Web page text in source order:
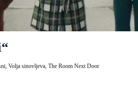
Volja sinovljeva, The Room Next Door